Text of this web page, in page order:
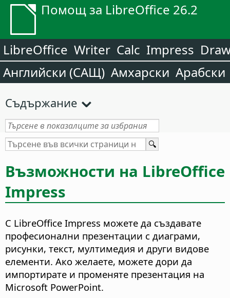
Помощ за LibreOffice 26.2
LibreOffice Writer Calc Impress
Английски (САЩ) Амхарски Арабски
Съдържание
Възможности на LibreOffice
Impress
С LibreOffice Impress можете да създавате
професионални презентации с диаграми,
рисунки, текст, мултимедия и други видове
елементи. Ако желаете, можете дори да
импортирате и променяте презентация на
Microsoft PowerPoint.